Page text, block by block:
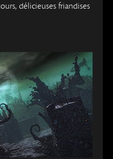
délicieuses friandises